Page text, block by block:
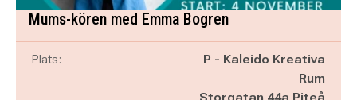
Mums-kören med Emma Bogren
Plats:
P - Kaleido Kreativa
Rum